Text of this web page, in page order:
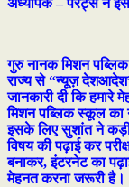
गुरु नानक मिशन पब्लिक
राज्य से “न्यूज़
जानकारी दी कि हमारे
मिशन पब्लिक स्कूल का
इसके लिए सुशांत ने
विषय की पढ़ाई कर
बनाकर, इंटरनेट का
मेहनत करना जरूरी है।